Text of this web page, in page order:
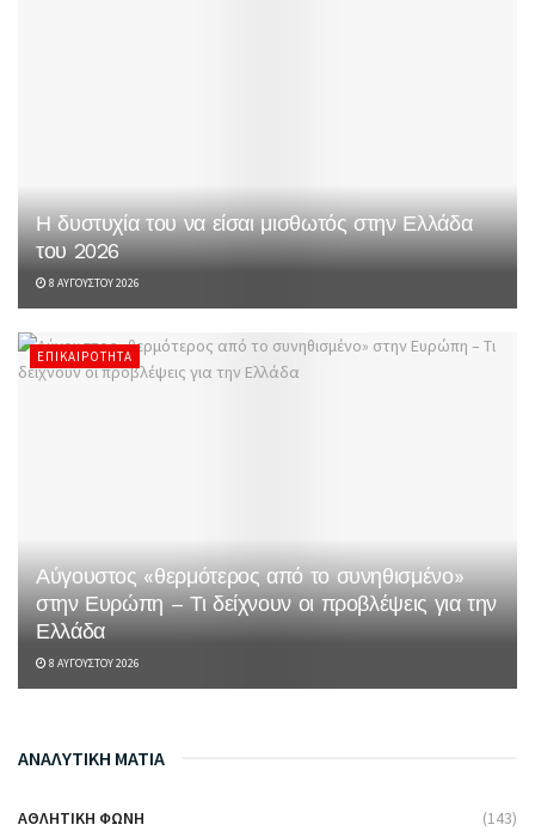
Η δυστυχία του να είσαι μισθωτός στην Ελλάδα
του 2026
8 ΑΥΓΟΎΣΤΟΥ 2026
ΕΠΙΚΑΙΡΌΤΗΤΑ
Αύγουστος «θερμότερος από το συνηθισμένο»
στην Ευρώπη – Τι δείχνουν οι προβλέψεις για την
Ελλάδα
8 ΑΥΓΟΎΣΤΟΥ 2026
ΑΝΑΛΥΤΙΚΗ ΜΑΤΙΑ
ΑΘΛΗΤΙΚΉ ΦΩΝΉ (143)